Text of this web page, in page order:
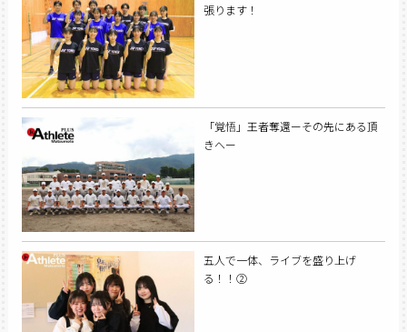
張ります！
「覚悟」王者奪還ーその先にある頂
きへー
五人で一体、ライブを盛り上げ
る！！②